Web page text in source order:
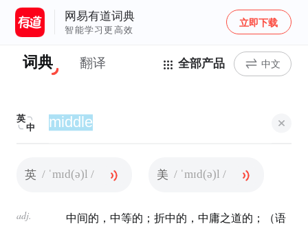
网易有道词典
智能学习更高效
立即下载
词典 翻译 全部产品 中文
英
中
英 / ˈmɪd(ə)l / 美 / ˈmɪd(ə)l /
adj.
中间的，中等的；折中的，中庸之道的；（语